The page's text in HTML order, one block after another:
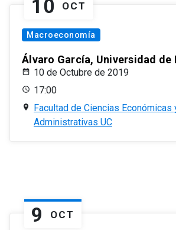
10 OCT
Macroeconomía
Álvaro García, Universidad de
10 de Octubre de 2019
17:00
Facultad de Ciencias Económicas
Administrativas UC
9 OCT